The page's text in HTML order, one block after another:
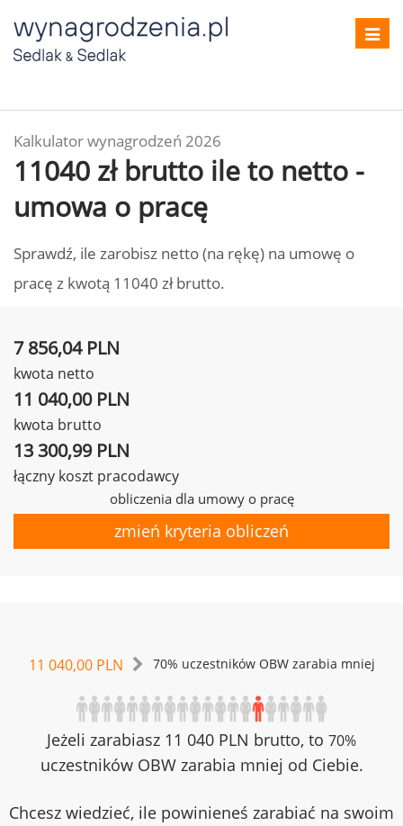
Kalkulator wynagrodzeń 2026
11040 zł brutto ile to netto -
umowa o pracę
Sprawdź, ile zarobisz netto (na rękę) na umowę o
pracę z kwotą 11040 zł brutto.
7 856,04 PLN
kwota netto
11 040,00 PLN
kwota brutto
13 300,99 PLN
łączny koszt pracodawcy
obliczenia dla umowy o pracę
zmień kryteria obliczeń
11 040,00 PLN 70% uczestników OBW zarabia mniej
Jeżeli zarabiasz 11 040 PLN brutto, to 70%
uczestników OBW zarabia mniej od Ciebie.
Chcesz wiedzieć, ile powinieneś zarabiać na swoim